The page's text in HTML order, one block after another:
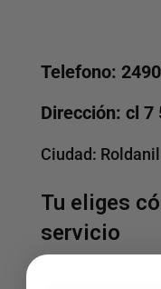
Telefono:
Dirección: cl 7
Ciudad:
Tu eliges
servicio